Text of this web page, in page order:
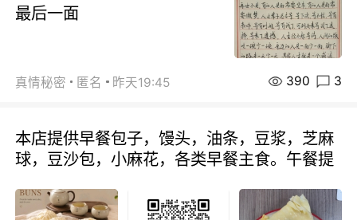
最后一面
真情秘密 匿名 昨天19:45 390 3
本店提供早餐包子，馒头，油条，豆浆，芝麻
球，豆沙包，小麻花，各类早餐主食。午餐提